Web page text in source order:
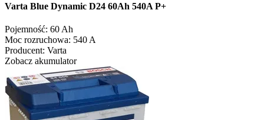
Varta Blue Dynamic D24 60Ah 540A P+
Pojemność: 60 Ah
Moc rozruchowa: 540 A
Producent: Varta
Zobacz akumulator